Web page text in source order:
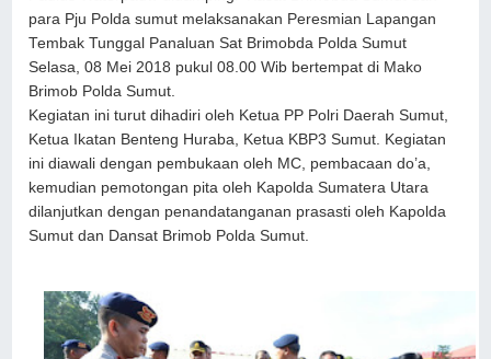
para Pju Polda sumut melaksanakan Peresmian Lapangan
Tembak Tunggal Panaluan Sat Brimobda Polda Sumut
Selasa, 08 Mei 2018 pukul 08.00 Wib bertempat di Mako
Brimob Polda Sumut.
Kegiatan ini turut dihadiri oleh Ketua PP Polri Daerah Sumut,
Ketua Ikatan Benteng Huraba, Ketua KBP3 Sumut. Kegiatan
ini diawali dengan pembukaan oleh MC, pembacaan do’a,
kemudian pemotongan pita oleh Kapolda Sumatera Utara
dilanjutkan dengan penandatanganan prasasti oleh Kapolda
Sumut dan Dansat Brimob Polda Sumut.